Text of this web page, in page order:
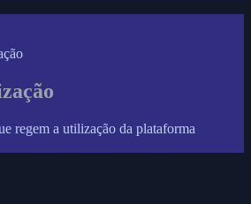
regem a utilização da plataforma